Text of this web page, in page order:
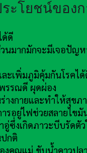
ะโยชน์ของก
ด้ดี
มากมักจะมีเจอปัญห
ละเพิ่มภูมิคุ้มกันโรคไ
รรณดี ผุดผ่อง
างกายและทำให้สุข
รอยู่ไฟช่วยสลายไ
ซึ่งเกิดภาวะบีบรัดตั
กติ